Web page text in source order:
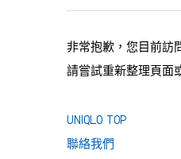
非常抱歉，您目前訪
請嘗試重新整理頁面
UNIQLO TOP
聯絡我們